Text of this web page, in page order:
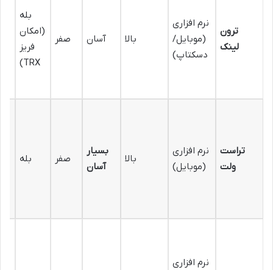
ترون
لینک
نرم افزاری
(موبایل/
دسکتاپ)
بالا آسان صفر
بله
(امکان
فریز
TRX)
تراست
ولت
نرم افزاری
(موبایل)
بالا
بسیار
آسان
صفر بله
نرم افزاری